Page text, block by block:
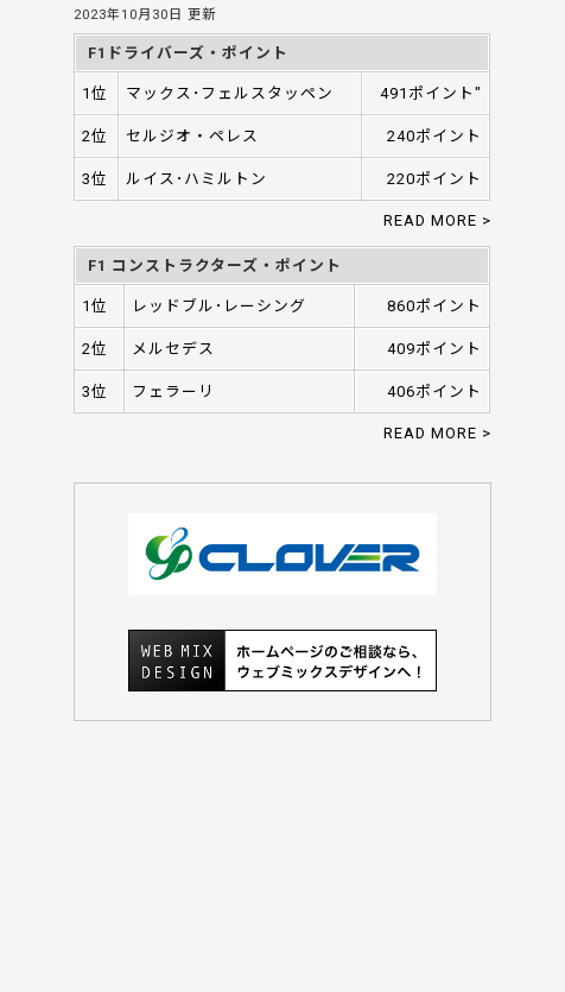
2023年10月30日 更新
F1ドライバーズ・ポイント
1位 マックス･フェルスタッペン 491ポイント"
2位 セルジオ・ペレス 240ポイント
3位 ルイス･ハミルトン 220ポイント
READ MORE >
F1 コンストラクターズ・ポイント
1位 レッドブル･レーシング 860ポイント
2位 メルセデス 409ポイント
3位 フェラーリ 406ポイント
READ MORE >